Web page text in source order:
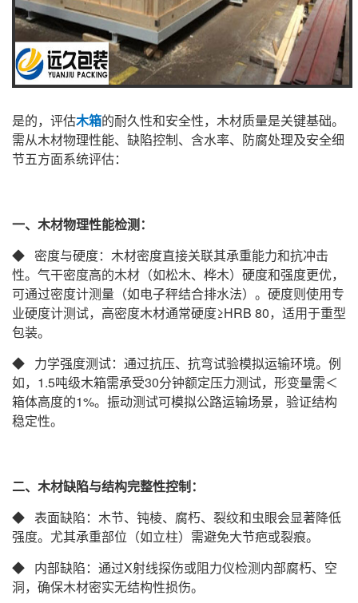
是的，评估木箱的耐久性和安全性，木材质量是关键基础。
需从木材物理性能、缺陷控制、含水率、防腐处理及安全细
节五方面系统评估：
一、木材物理性能检测：
◆ 密度与硬度‌：木材密度直接关联其承重能力和抗冲击
性。气干密度高的木材（如松木、桦木）硬度和强度更优，
可通过密度计测量（如电子秤结合排水法）‌。硬度则使用专
业硬度计测试，高密度木材通常硬度≥HRB 80，适用于重型
包装‌。
◆ 力学强度测试‌：通过抗压、抗弯试验模拟运输环境。例
如，1.5吨级木箱需承受30分钟额定压力测试，形变量需＜
箱体高度的1%‌。振动测试可模拟公路运输场景，验证结构
稳定性‌。
二、木材缺陷与结构完整性控制：
◆ 表面缺陷‌：木节、钝棱、腐朽、裂纹和虫眼会显著降低
强度。尤其承重部位（如立柱）需避免大节疤或裂痕‌。
◆ 内部缺陷‌：通过X射线探伤或阻力仪检测内部腐朽、空
洞，确保木材密实无结构性损伤‌。